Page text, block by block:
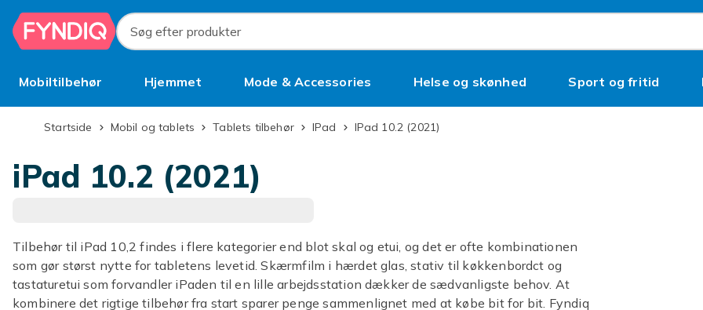
Spring til hovedindhold
Søg efter produkter
Mobiltilbehør Hjemmet Mode & Accessories Helse og skønhed Sport og fritid
BrugtStartside Mobil og tablets Tablets tilbehør iPad iPad 10.2 (2021)
iPad 10.2 (2021)
Tilbehør til iPad 10,2 findes i flere kategorier end blot skal og etui, og det er ofte kombinationen
som gør størst nytte for tabletens levetid. Skærmfilm i hærdet glas, stativ til køkkenbordct og
tastaturetui som forvandler iPaden til en lille arbejdsstation dækker de sædvanligste behov. At
kombinere det rigtige tilbehør fra start sparer penge sammenlignet med at købe bit for bit. Fyndiq